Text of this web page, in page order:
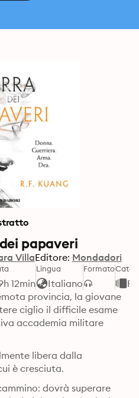
papaveri
VillaEditore: Mondadori
12min
Lingua
Italiano
Formato
provincia, la giovane
ciglio il difficile esame
accademia militare
libera dalla
è cresciuta.
dovrà superare